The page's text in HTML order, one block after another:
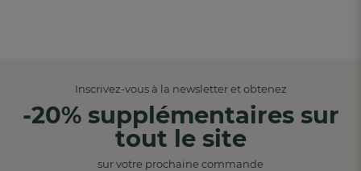
Inscrivez-vous à la newsletter et obtenez
-20% supplémentaires sur
tout le site
sur votre prochaine commande